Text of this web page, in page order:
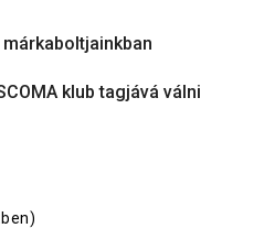
klub tagjává válni